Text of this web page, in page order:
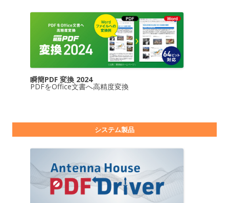
瞬簡PDF 変換 2024
PDFをOffice文書へ高精度変換
システム製品